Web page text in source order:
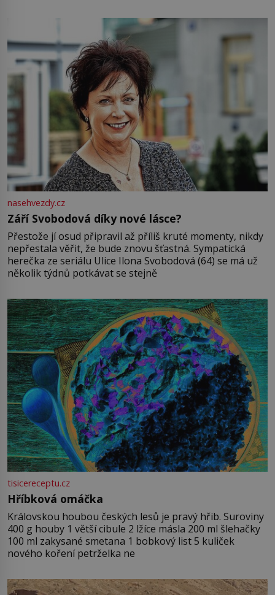
Jsme spolu moc rádi Tehdy byla jiná doba, když
nasehvezdy.cz
Září Svobodová díky nové lásce?
Přestože jí osud připravil až příliš kruté momenty, nikdy
nepřestala věřit, že bude znovu šťastná. Sympatická
herečka ze seriálu Ulice Ilona Svobodová (64) se má už
několik týdnů potkávat se stejně
tisicereceptu.cz
Hříbková omáčka
Královskou houbou českých lesů je pravý hřib. Suroviny
400 g houby 1 větší cibule 2 lžíce másla 200 ml šlehačky
100 ml zakysané smetana 1 bobkový list 5 kuliček
nového koření petrželka ne